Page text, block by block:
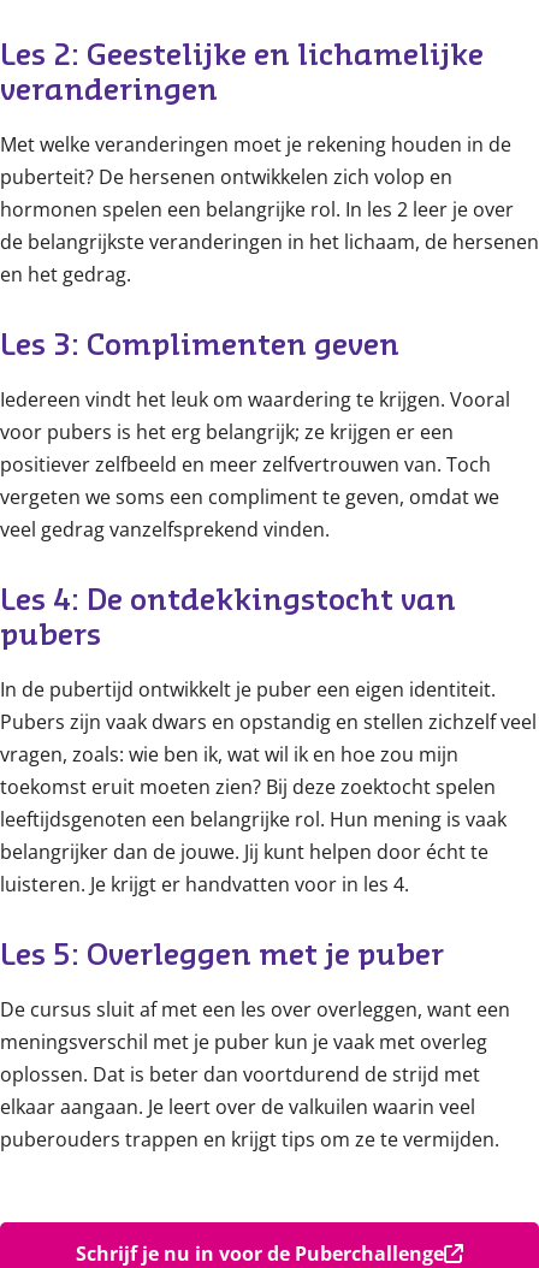
Les 2: Geestelijke en lichamelijke
veranderingen
Met welke veranderingen moet je rekening houden in de
puberteit? De hersenen ontwikkelen zich volop en
hormonen spelen een belangrijke rol. In les 2 leer je over
de belangrijkste veranderingen in het lichaam, de hersenen
en het gedrag.
Les 3: Complimenten geven
Iedereen vindt het leuk om waardering te krijgen. Vooral
voor pubers is het erg belangrijk; ze krijgen er een
positiever zelfbeeld en meer zelfvertrouwen van. Toch
vergeten we soms een compliment te geven, omdat we
veel gedrag vanzelfsprekend vinden.
Les 4: De ontdekkingstocht van
pubers
In de pubertijd ontwikkelt je puber een eigen identiteit.
Pubers zijn vaak dwars en opstandig en stellen zichzelf veel
vragen, zoals: wie ben ik, wat wil ik en hoe zou mijn
toekomst eruit moeten zien? Bij deze zoektocht spelen
leeftijdsgenoten een belangrijke rol. Hun mening is vaak
belangrijker dan de jouwe. Jij kunt helpen door écht te
luisteren. Je krijgt er handvatten voor in les 4.
Les 5: Overleggen met je puber
De cursus sluit af met een les over overleggen, want een
meningsverschil met je puber kun je vaak met overleg
oplossen. Dat is beter dan voortdurend de strijd met
elkaar aangaan. Je leert over de valkuilen waarin veel
puberouders trappen en krijgt tips om ze te vermijden.
Schrijf je nu in voor de Puberchallenge